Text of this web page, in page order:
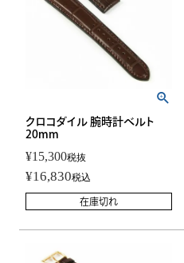
クロコダイル 腕時計ベルト
20mm
¥15,300税抜
¥16,830税込
在庫切れ